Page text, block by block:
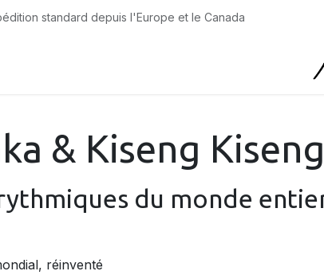
standard depuis l'Europe et le Canada
& Kiseng Kiseng
du monde
réinventé